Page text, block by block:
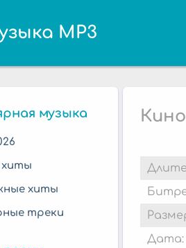
MP3
музыка
хиты
хиты
треки
Дата: